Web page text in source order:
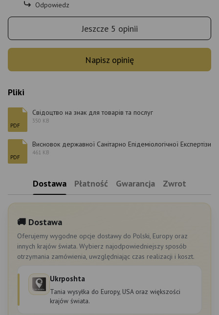
Odpowiedz
Jeszcze 5 opinii
Napisz opinię
Pliki
PDF
Свідоцтво на знак для товарів та послуг
350 KB
PDF
Висновок державної Санітарно Епідеміологічної Експертізи
461 KB
Dostawa Płatność Gwarancja Zwrot
🚚 Dostawa
Oferujemy wygodne opcje dostawy do Polski, Europy oraz
innych krajów świata. Wybierz najodpowiedniejszy sposób
otrzymania zamówienia, uwzględniając czas realizacji i koszt.
Ukrposhta
Tania wysyłka do Europy, USA oraz większości
krajów świata.